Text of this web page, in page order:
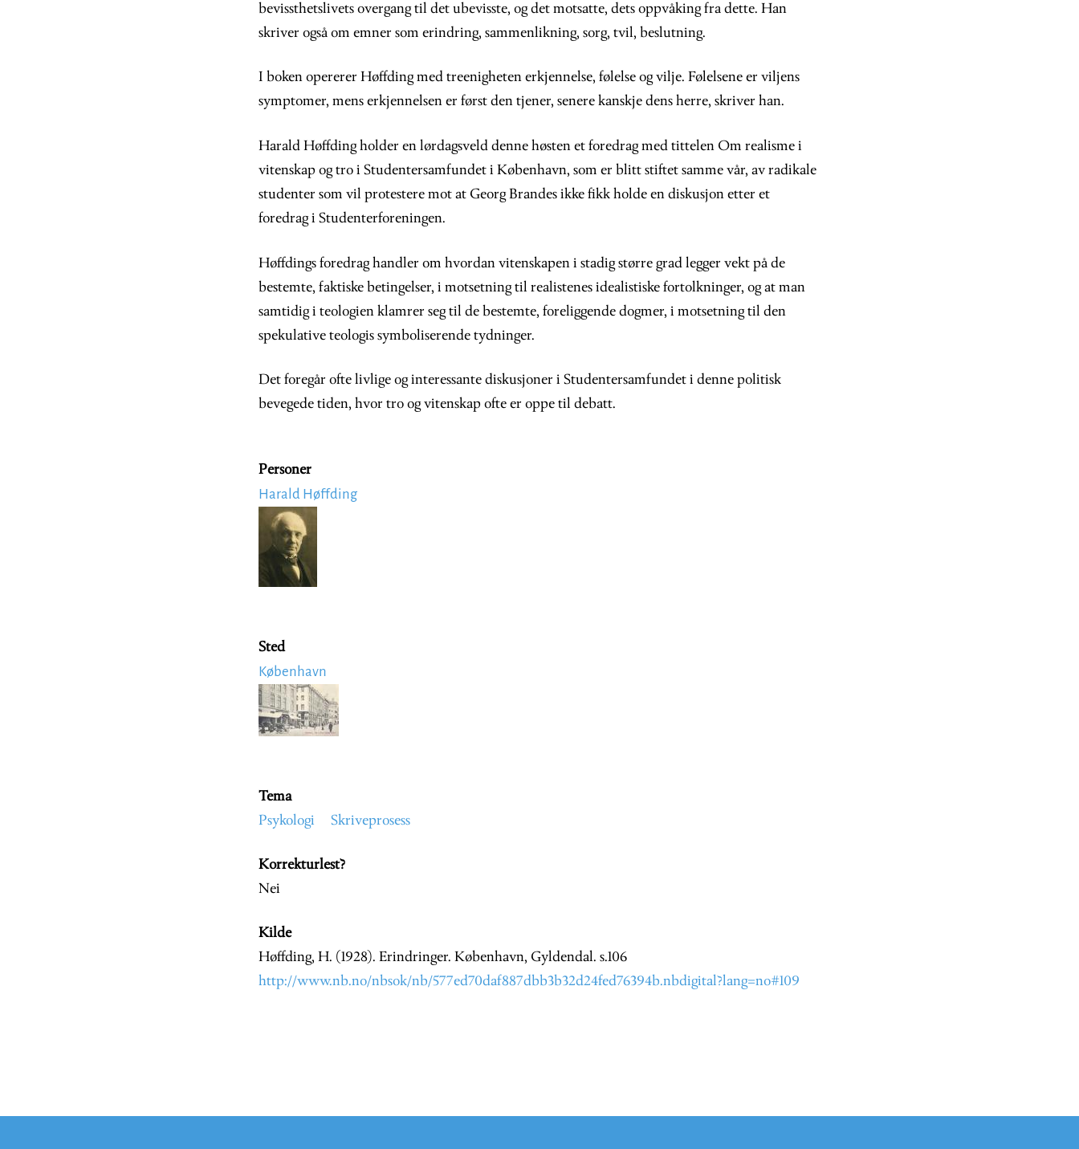
bevissthetslivets overgang til det ubevisste, og det motsatte, dets oppvåking fra dette. Han
skriver også om emner som erindring, sammenlikning, sorg, tvil, beslutning.
I boken opererer Høffding med treenigheten erkjennelse, følelse og vilje. Følelsene er viljens
symptomer, mens erkjennelsen er først den tjener, senere kanskje dens herre, skriver han.
Harald Høffding holder en lørdagsveld denne høsten et foredrag med tittelen Om realisme i
vitenskap og tro i Studentersamfundet i København, som er blitt stiftet samme vår, av radikale
studenter som vil protestere mot at Georg Brandes ikke fikk holde en diskusjon etter et
foredrag i Studenterforeningen.
Høffdings foredrag handler om hvordan vitenskapen i stadig større grad legger vekt på de
bestemte, faktiske betingelser, i motsetning til realistenes idealistiske fortolkninger, og at man
samtidig i teologien klamrer seg til de bestemte, foreliggende dogmer, i motsetning til den
spekulative teologis symboliserende tydninger.
Det foregår ofte livlige og interessante diskusjoner i Studentersamfundet i denne politisk
bevegede tiden, hvor tro og vitenskap ofte er oppe til debatt.
Personer
Harald Høffding
Image
Sted
København
Image
Tema
Psykologi
Skriveprosess
Korrekturlest?
Nei
Kilde
Høffding, H. (1928). Erindringer. København, Gyldendal. s.106
http://www.nb.no/nbsok/nb/577ed70daf887dbb3b32d24fed76394b.nbdigital?lang=no#109